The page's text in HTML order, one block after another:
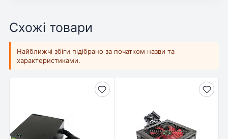
Схожі товари
Найближчі збіги підібрано за початком назви та
характеристиками.